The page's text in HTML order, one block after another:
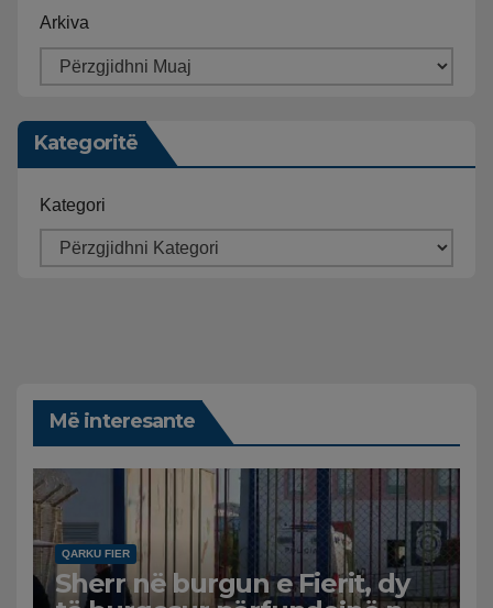
Arkiva
Kategoritë
Kategori
Më interesante
QARKU FIER
Sherr në burgun e Fierit, dy